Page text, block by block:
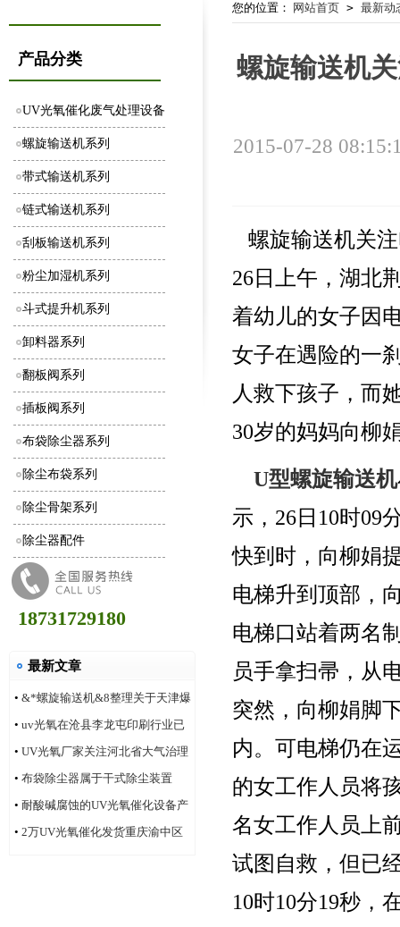
产品分类
UV光氧催化废气处理设备
螺旋输送机系列
带式输送机系列
链式输送机系列
刮板输送机系列
粉尘加湿机系列
斗式提升机系列
卸料器系列
翻板阀系列
插板阀系列
布袋除尘器系列
除尘布袋系列
除尘骨架系列
除尘器配件
18731729180
最新文章
• &*螺旋输送机&8整理关于天津爆
炸事件合理的评价
• uv光氧在沧县李龙屯印刷行业已
安装多家案例
• UV光氧厂家关注河北省大气治理
改善状况
• 布袋除尘器属于干式除尘装置
• 耐酸碱腐蚀的UV光氧催化设备产
品
• 2万UV光氧催化发货重庆渝中区
您的位置： 网站首页 > 最新动
螺旋输送机
2015-07-28
螺旋输送机关
26日上午，湖北
着幼儿的女子因
女子在遇险的一
人救下孩子，而
30岁的妈妈向柳
U型螺旋输送机
示，26日10时09
快到时，向柳娟
电梯升到顶部，
电梯口站着两名
员手拿扫帚，从
突然，向柳娟脚
内。可电梯仍在
的女工作人员将
名女工作人员上
试图自救，但已
10时10分19秒，